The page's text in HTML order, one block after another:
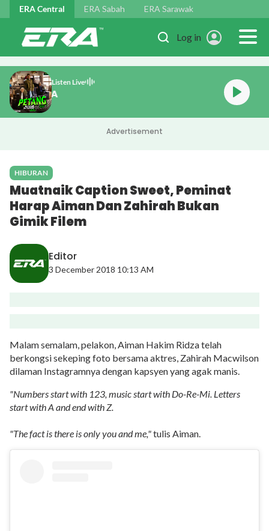
Skip to main content
ERA Central ERA Sabah ERA Sarawak
Log in
Listen Live
PETANG ERA
Advertisement
HIBURAN
Muatnaik Caption Sweet, Peminat
Harap Aiman Dan Zahirah Bukan
Gimik Filem
Editor
3 December 2018 10:13 AM
Malam semalam, pelakon, Aiman Hakim Ridza telah
berkongsi sekeping foto bersama aktres, Zahirah Macwilson
dilaman Instagramnya dengan kapsyen yang agak manis.
"Numbers start with 123, music start with Do-Re-Mi. Letters
start with A and end with Z.
"The fact is there is only you and me,"tulis Aiman.